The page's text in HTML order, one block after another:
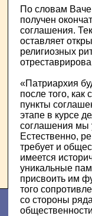
По словам
получен
соглашения.
оставляет
религиозных
«Патриархия
после того, как
пункты
этапе в курсе
соглашения мы
Естественно,
требует и
имеется
уникальные
присвоить им
того
со стороны